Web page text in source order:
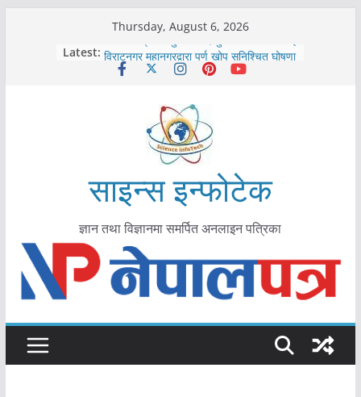
Thursday, August 6, 2026
Latest:
कोरोना संक्रमण पुष्टिपछि दार्चुलाका सीमामा कडाइ
विराटनगर महानगरद्वारा पूर्ण खोप सुनिश्चित घोषणा
तयारी
आयुर्वेद चिकित्सा प्रणालीको भूमिका महत्वपूर्ण छ :
मुख्यमन्त्री शाह
काभ्रेपलाञ्चोकमा आयुर्वेद स्वास्थ्योपचारतर्फ
साइन्स इन्फोटेक
ज्ञान तथा विज्ञानमा समर्पित अनलाइन पत्रिका